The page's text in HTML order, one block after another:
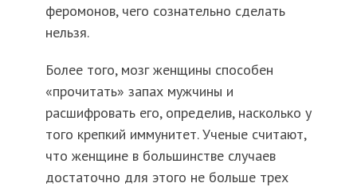
феромонов, чего сознательно сделать
нельзя.
Более того, мозг женщины способен
«прочитать» запах мужчины и
расшифровать его, определив, насколько у
того крепкий иммунитет. Ученые считают,
что женщине в большинстве случаев
достаточно для этого не больше трех